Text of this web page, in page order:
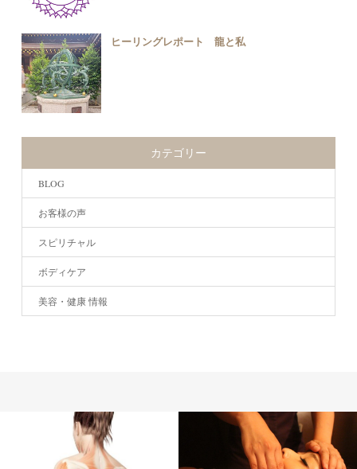
ヒーリングレポート 龍と私
カテゴリー
BLOG
お客様の声
スピリチャル
ボディケア
美容・健康 情報